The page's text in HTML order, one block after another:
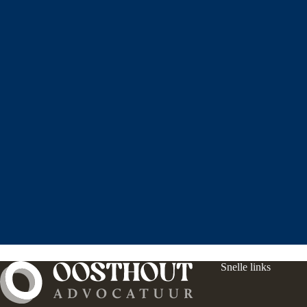
Snelle links